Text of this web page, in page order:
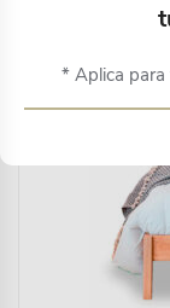
* Aplica para